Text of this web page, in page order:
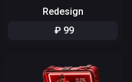
Redesign
₽ 99